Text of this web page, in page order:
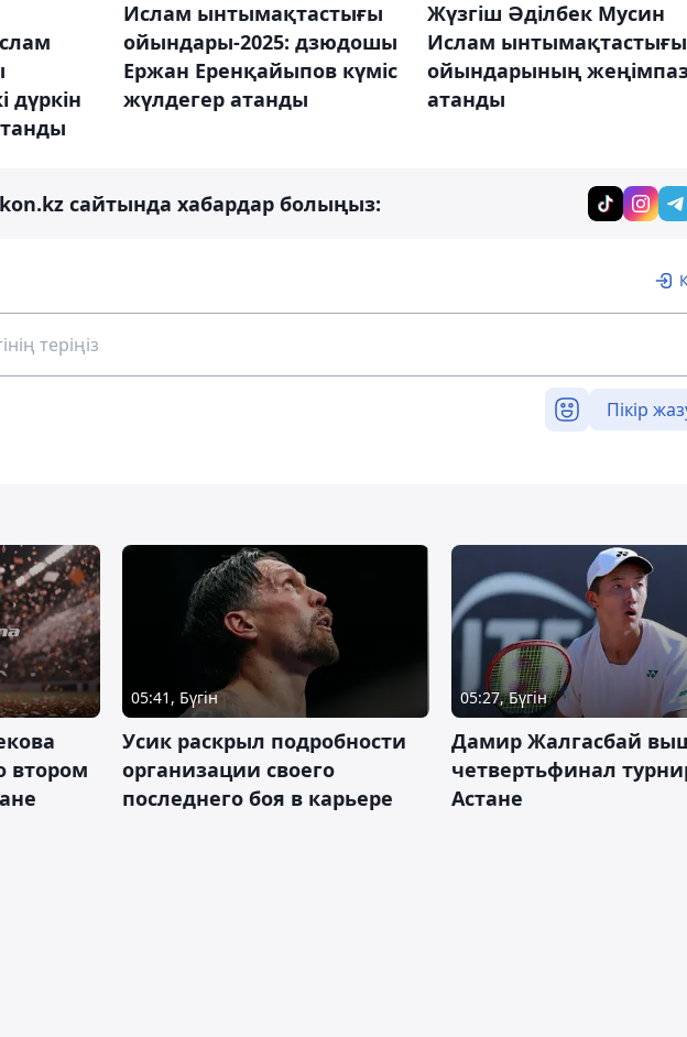
Ислам ынтымақтастығы
ойындары-2025: дзюдошы
Ержан Еренқайыпов күміс
жүлдегер атанды
Жүзгіш Әділбек Мусин
Ислам ынтымақтастығы
ойындарының
атанды
сайтында хабардар болыңыз:
Пікір
втором
05:41, Бүгін
Усик раскрыл подробности
организации своего
последнего боя в карьере
05:27, Бүгін
Дамир Жалгасбай
четвертьфинал
Астане